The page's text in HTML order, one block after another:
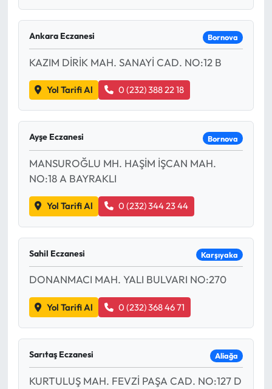
Ankara Eczanesi Bornova
KAZIM DİRİK MAH. SANAYİ CAD. NO:12 B
Yol Tarifi Al 0 (232) 388 22 18
Ayşe Eczanesi Bornova
MANSUROĞLU MH. HAŞİM İŞCAN MAH.
NO:18 A BAYRAKLI
Yol Tarifi Al 0 (232) 344 23 44
Sahil Eczanesi Karşıyaka
DONANMACI MAH. YALI BULVARI NO:270
Yol Tarifi Al 0 (232) 368 46 71
Sarıtaş Eczanesi Aliağa
KURTULUŞ MAH. FEVZİ PAŞA CAD. NO:127 D